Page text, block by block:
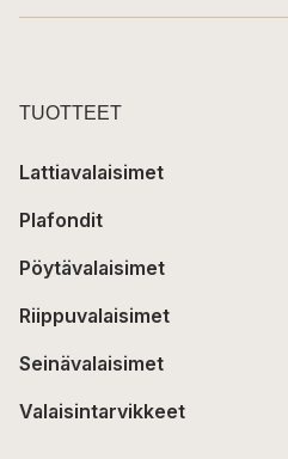
TUOTTEET
Lattiavalaisimet
Plafondit
Pöytävalaisimet
Riippuvalaisimet
Seinävalaisimet
Valaisintarvikkeet